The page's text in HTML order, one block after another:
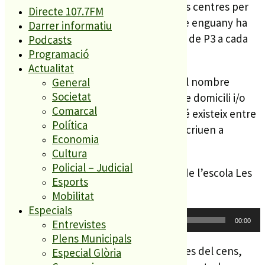
Directe 107.7FM
Darrer informatiu
Podcasts
Programació
Actualitat
General
Societat
Comarcal
Política
Economia
Cultura
Policial – Judicial
Esports
Mobilitat
Especials
Entrevistes
Plens Municipals
Especial Glòria
Aquest cens és una xifra que serveix als centres per
orientar-se en les previsions, i tot i que enguany ha
baixat es continuen oferint dues línies de P3 a cada
escola.
Malgrat tot, cal tenir en compte que el nombre
d’alumnes pot variar, degut a canvis de domicili i/o
nouvinguts al municipi, així com també existeix entre
un 7 i un 10% d’alumnes que es presincriuen a
l’escola concertada.
Ho explica Maribel Queralt, directora de l’escola Les
Ferreries.
Reproductor
00:00
Enguany ha baixat el nombre d’alumnes del cens,